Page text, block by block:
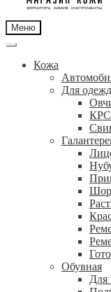
Меню
Кожа
Для
КРС
Обувная
Для